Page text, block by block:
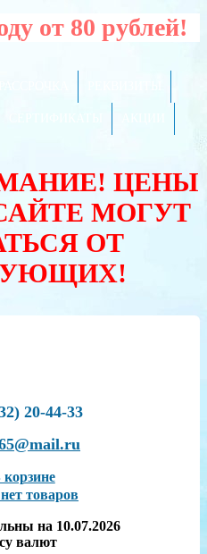
от 80 рублей!
ЦЕНЫ
МОГУТ
ОТ
20-44-33
товаров
на 10.07.2026
валют